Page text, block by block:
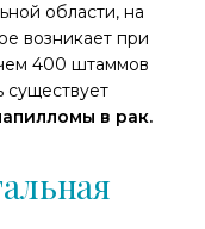
области, на
возникает при
400 штаммов
существует
в рак.